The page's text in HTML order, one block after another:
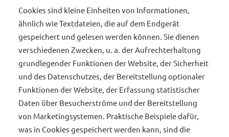
Cookies sind kleine Einheiten von Informationen,
ähnlich wie Textdateien, die auf dem Endgerät
gespeichert und gelesen werden können. Sie dienen
verschiedenen Zwecken, u. a. der Aufrechterhaltung
grundlegender Funktionen der Website, der Sicherheit
und des Datenschutzes, der Bereitstellung optionaler
Funktionen der Website, der Erfassung statistischer
Daten über Besucherströme und der Bereitstellung
von Marketingsystemen. Praktische Beispiele dafür,
was in Cookies gespeichert werden kann, sind die